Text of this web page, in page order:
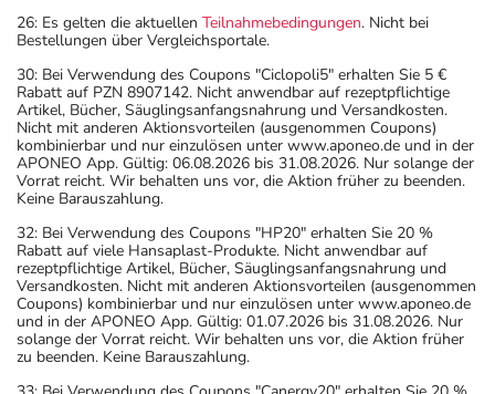
26: Es gelten die aktuellen Teilnahmebedingungen. Nicht bei
Bestellungen über Vergleichsportale.
30: Bei Verwendung des Coupons "Ciclopoli5" erhalten Sie 5 €
Rabatt auf PZN 8907142. Nicht anwendbar auf rezeptpflichtige
Artikel, Bücher, Säuglingsanfangsnahrung und Versandkosten.
Nicht mit anderen Aktionsvorteilen (ausgenommen Coupons)
kombinierbar und nur einzulösen unter www.aponeo.de und in der
APONEO App. Gültig: 06.08.2026 bis 31.08.2026. Nur solange der
Vorrat reicht. Wir behalten uns vor, die Aktion früher zu beenden.
Keine Barauszahlung.
32: Bei Verwendung des Coupons "HP20" erhalten Sie 20 %
Rabatt auf viele Hansaplast-Produkte. Nicht anwendbar auf
rezeptpflichtige Artikel, Bücher, Säuglingsanfangsnahrung und
Versandkosten. Nicht mit anderen Aktionsvorteilen (ausgenommen
Coupons) kombinierbar und nur einzulösen unter www.aponeo.de
und in der APONEO App. Gültig: 01.07.2026 bis 31.08.2026. Nur
solange der Vorrat reicht. Wir behalten uns vor, die Aktion früher
zu beenden. Keine Barauszahlung.